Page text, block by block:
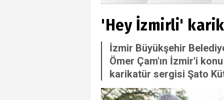
'Hey İzmirli'
İzmir Büyükşehir
Ömer Çam'ın İzmir'i
karikatür sergisi Şato